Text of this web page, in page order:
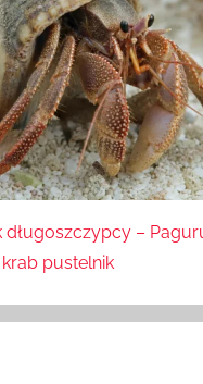
długoszczypcy –
pustelnik